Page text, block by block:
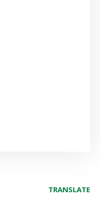
TRANSLATE